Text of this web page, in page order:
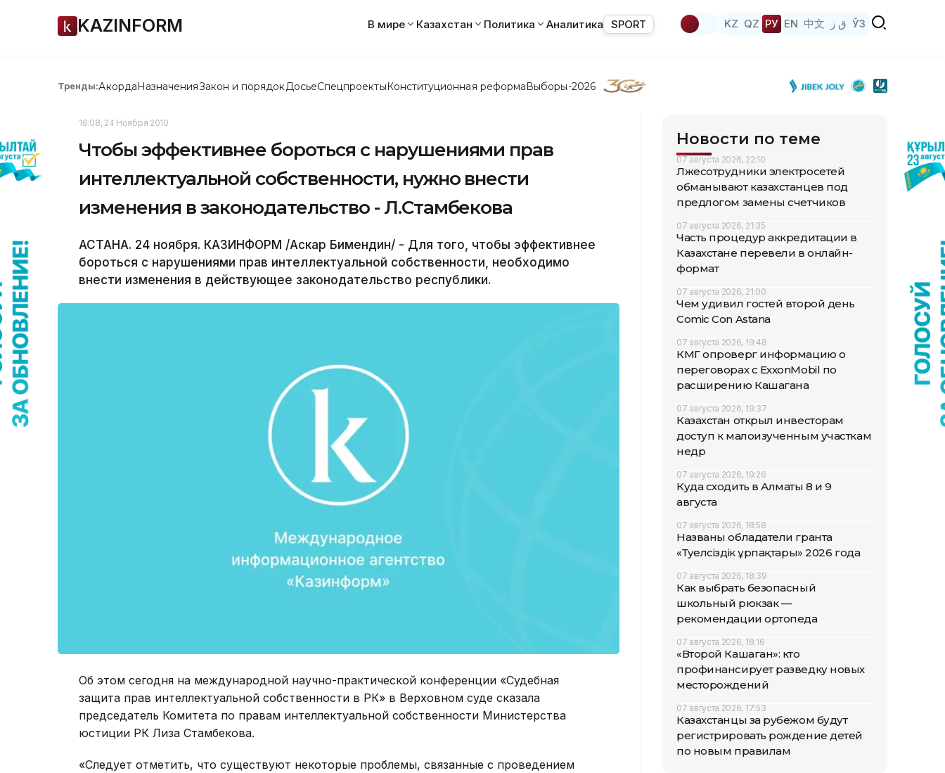
KAZINFORM В мире Казахстан Политика Аналитика SPORT KZ QZ РУ EN 中文 ق ز ЎЗ
Тренды:АкордаНазначенияЗакон и порядок ДосьеСпецпроектыКонституционная реформаВыборы-2026
16:08, 24 Ноября 2010
Чтобы эффективнее бороться с нарушениями прав
интеллектуальной собственности, нужно внести
изменения в законодательство - Л.Стамбекова
АСТАНА. 24 ноября. КАЗИНФОРМ /Аскар Бимендин/ - Для того, чтобы эффективнее
бороться с нарушениями прав интеллектуальной собственности, необходимо
внести изменения в действующее законодательство республики.
Об этом сегодня на международной научно-практической конференции «Судебная
защита прав интеллектуальной собственности в РК» в Верховном суде сказала
председатель Комитета по правам интеллектуальной собственности Министерства
юстиции РК Лиза Стамбекова.
«Следует отметить, что существуют некоторые проблемы, связанные с проведением
Новости по теме
07 августа 2026, 22:10
Лжесотрудники электросетей
обманывают казахстанцев под
предлогом замены счетчиков
07 августа 2026, 21:35
Часть процедур аккредитации в
Казахстане перевели в онлайн-
формат
07 августа 2026, 21:00
Чем удивил гостей второй день
Comic Con Astana
07 августа 2026, 19:48
КМГ опроверг информацию о
переговорах с ExxonMobil по
расширению Кашагана
07 августа 2026, 19:37
Казахстан открыл инвесторам
доступ к малоизученным участкам
недр
07 августа 2026, 19:26
Куда сходить в Алматы 8 и 9
августа
07 августа 2026, 18:58
Названы обладатели гранта
«Тәуелсіздік ұрпақтары» 2026 года
07 августа 2026, 18:39
Как выбрать безопасный
школьный рюкзак —
рекомендации ортопеда
07 августа 2026, 18:16
«Второй Кашаган»: кто
профинансирует разведку новых
месторождений
07 августа 2026, 17:53
Казахстанцы за рубежом будут
регистрировать рождение детей
по новым правилам